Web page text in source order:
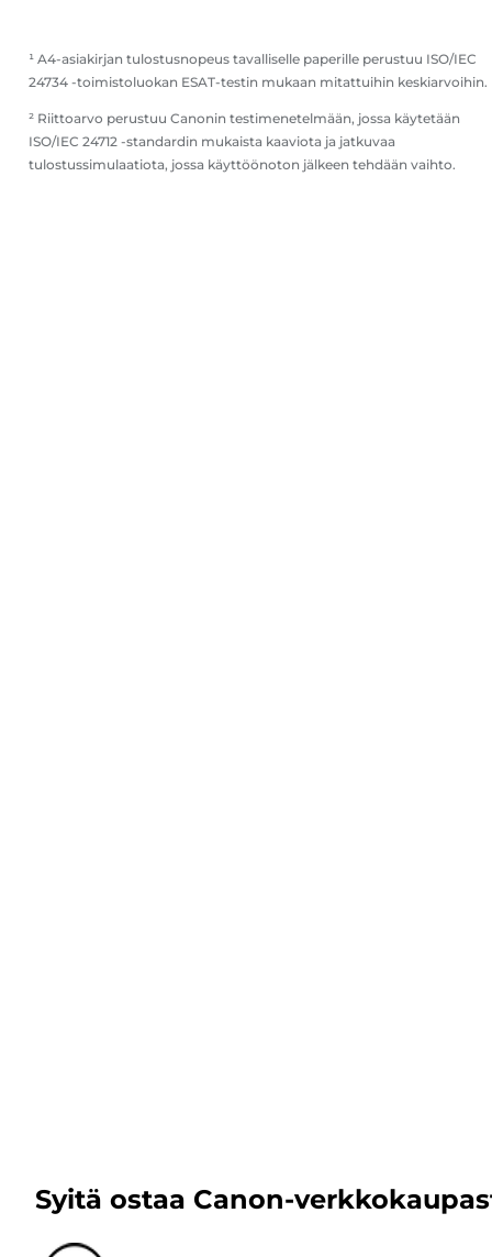
¹ A4-asiakirjan tulostusnopeus tavalliselle paperille perustuu ISO/IEC
24734 -toimistoluokan ESAT-testin mukaan mitattuihin keskiarvoihin.
² Riittoarvo perustuu Canonin testimenetelmään, jossa käytetään
ISO/IEC 24712 -standardin mukaista kaaviota ja jatkuvaa
tulostussimulaatiota, jossa käyttöönoton jälkeen tehdään vaihto.
Syitä ostaa Canon-